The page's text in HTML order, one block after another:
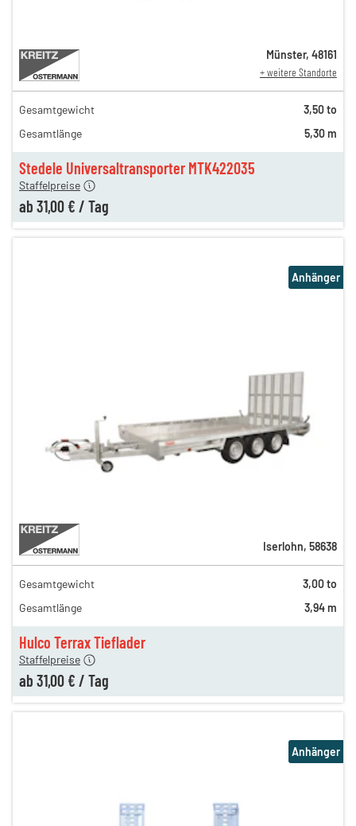
Stedele Universaltransporter MTK422035
54,00 €
40,00 €
Staffelpreise
ab 31,00 € / Tag
Münster, 48161
+ weitere Standorte
Gesamtgewicht
3,50 to
Gesamtlänge
5,30 m
Hulco Terrax Tieflader
47,00 €
44,00 €
Staffelpreise
ab 31,00 € / Tag
Anhänger
Iserlohn, 58638
Gesamtgewicht
3,00 to
Gesamtlänge
3,94 m
Anhänger